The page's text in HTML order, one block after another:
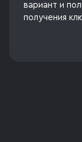
вариант и
получения